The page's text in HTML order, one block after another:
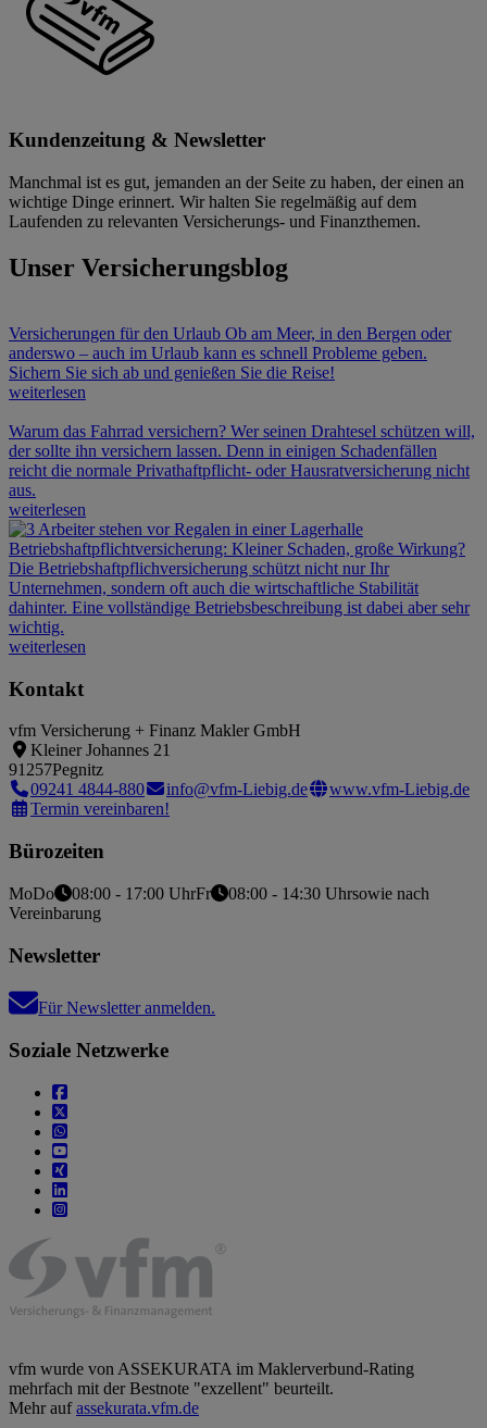
Kundenzeitung & Newsletter
Manchmal ist es gut, jemanden an der Seite zu haben, der einen an
wichtige Dinge erinnert. Wir halten Sie regelmäßig auf dem
Laufenden zu relevanten Versicherungs- und Finanzthemen.
Unser Versicherungsblog
Versicherungen für den Urlaub Ob am Meer, in den Bergen oder
anderswo – auch im Urlaub kann es schnell Probleme geben.
Sichern Sie sich ab und genießen Sie die Reise!
weiterlesen
Warum das Fahrrad versichern? Wer seinen Drahtesel schützen will,
der sollte ihn versichern lassen. Denn in einigen Schadenfällen
reicht die normale Privathaftpflicht- oder Hausratversicherung nicht
aus.
weiterlesen
Betriebshaftpflichtversicherung: Kleiner Schaden, große Wirkung?
Die Betriebshaftpflichversicherung schützt nicht nur Ihr
Unternehmen, sondern oft auch die wirtschaftliche Stabilität
dahinter. Eine vollständige Betriebsbeschreibung ist dabei aber sehr
wichtig.
weiterlesen
Kontakt
vfm Versicherung + Finanz Makler GmbH
Kleiner Johannes 21
91257Pegnitz
09241 4844-880
info@vfm-Liebig.de
www.vfm-Liebig.de
Termin vereinbaren!
Bürozeiten
MoDo 08:00 - 17:00 UhrFr 08:00 - 14:30 Uhrsowie nach
Vereinbarung
Newsletter
Für Newsletter anmelden.
Soziale Netzwerke
vfm wurde von ASSEKURATA im Maklerverbund-Rating
mehrfach mit der Bestnote "exzellent" beurteilt.
Mehr aufassekurata.vfm.de